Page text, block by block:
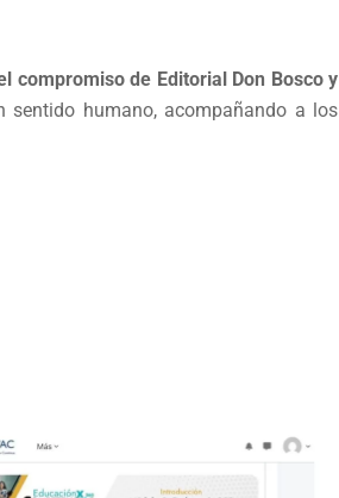
compromiso de Editorial Don Bosco y
sentido humano, acompañando a los